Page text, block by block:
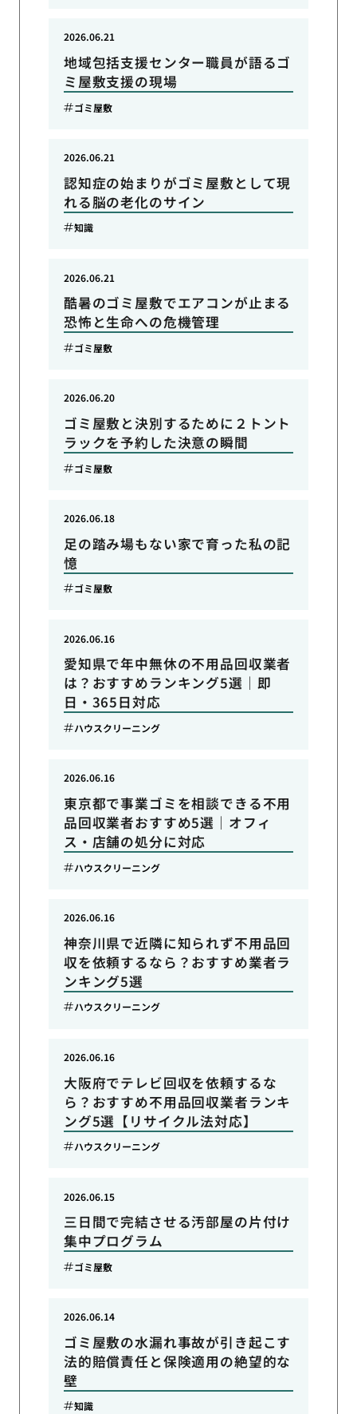
地域包括支援センター職員が語るゴ
ミ屋敷支援の現場
2026.06.21
ゴミ屋敷
認知症の始まりがゴミ屋敷として現
れる脳の老化のサイン
2026.06.21
知識
酷暑のゴミ屋敷でエアコンが止まる
恐怖と生命への危機管理
2026.06.21
ゴミ屋敷
ゴミ屋敷と決別するために２トント
ラックを予約した決意の瞬間
2026.06.20
ゴミ屋敷
足の踏み場もない家で育った私の記
憶
2026.06.18
ゴミ屋敷
愛知県で年中無休の不用品回収業者
は？おすすめランキング5選｜即
日・365日対応
2026.06.16
ハウスクリーニング
東京都で事業ゴミを相談できる不用
品回収業者おすすめ5選｜オフィ
ス・店舗の処分に対応
2026.06.16
ハウスクリーニング
神奈川県で近隣に知られず不用品回
収を依頼するなら？おすすめ業者ラ
ンキング5選
2026.06.16
ハウスクリーニング
大阪府でテレビ回収を依頼するな
ら？おすすめ不用品回収業者ランキ
ング5選【リサイクル法対応】
2026.06.16
ハウスクリーニング
三日間で完結させる汚部屋の片付け
集中プログラム
2026.06.15
ゴミ屋敷
ゴミ屋敷の水漏れ事故が引き起こす
法的賠償責任と保険適用の絶望的な
壁
2026.06.14
知識